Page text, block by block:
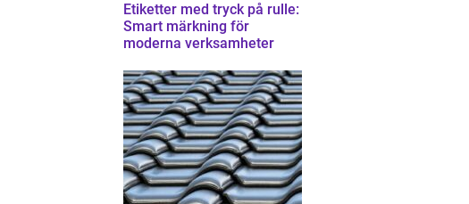
Etiketter med tryck på rulle:
Smart märkning för
moderna verksamheter